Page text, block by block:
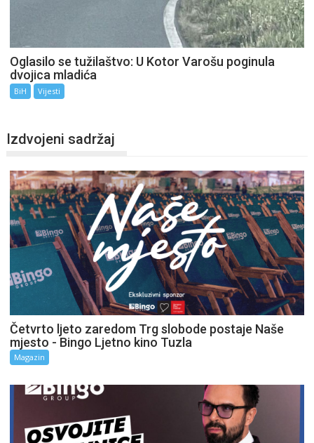
Oglasilo se tužilaštvo: U Kotor Varošu poginula
dvojica mladića
BiH Vijesti
Izdvojeni sadržaj
Četvrto ljeto zaredom Trg slobode postaje Naše
mjesto - Bingo Ljetno kino Tuzla
Magazin